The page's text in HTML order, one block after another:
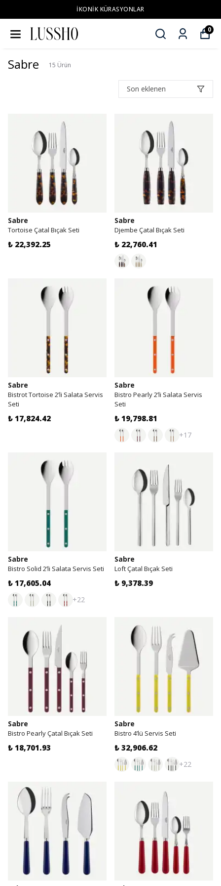
İKONİK KÜRASYONLAR
0
Sabre 15 Ürün
Son eklenen
Sabre
Tortoise Çatal Bıçak Seti
₺ 22,392.25
Sabre
Djembe Çatal Bıçak Seti
₺ 22,760.41
Sabre
Bistrot Tortoise 2’li Salata Servis
Seti
₺ 17,824.42
Sabre
Bistro Pearly 2’li Salata Servis
Seti
₺ 19,798.81
+17
Sabre
Bistro Solid 2’li Salata Servis Seti
₺ 17,605.04
+22
Sabre
Loft Çatal Bıçak Seti
₺ 9,378.39
Sabre
Bistro Pearly Çatal Bıçak Seti
₺ 18,701.93
Sabre
Bistro 4’lü Servis Seti
₺ 32,906.62
+22